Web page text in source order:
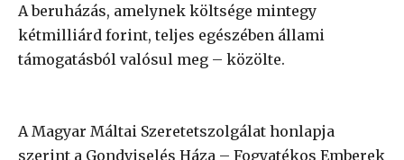
A beruházás, amelynek költsége mintegy
kétmilliárd forint, teljes egészében állami
támogatásból valósul meg – közölte.
A Magyar Máltai Szeretetszolgálat honlapja
szerint a Gondviselés Háza – Fogyatékos Emberek